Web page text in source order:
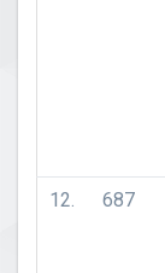
12. 687